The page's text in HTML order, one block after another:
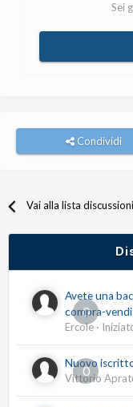
Sei
Condividi
Vai alla lista discussioni
0
Avete una
compra-
Ercole ·
0
Nuovo
Vittorio